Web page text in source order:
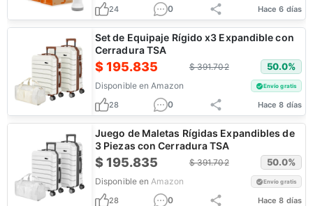
24 0 Hace 6 días
Set de Equipaje Rígido x3 Expandible con
Cerradura TSA
$195.835 $391.702 50.0%
Disponible en Amazon Envío gratis
28 0 Hace 8 días
Juego de Maletas Rígidas Expandibles de
3 Piezas con Cerradura TSA
$195.835 $391.702 50.0%
Disponible en Amazon Envío gratis
28 0 Hace 8 días